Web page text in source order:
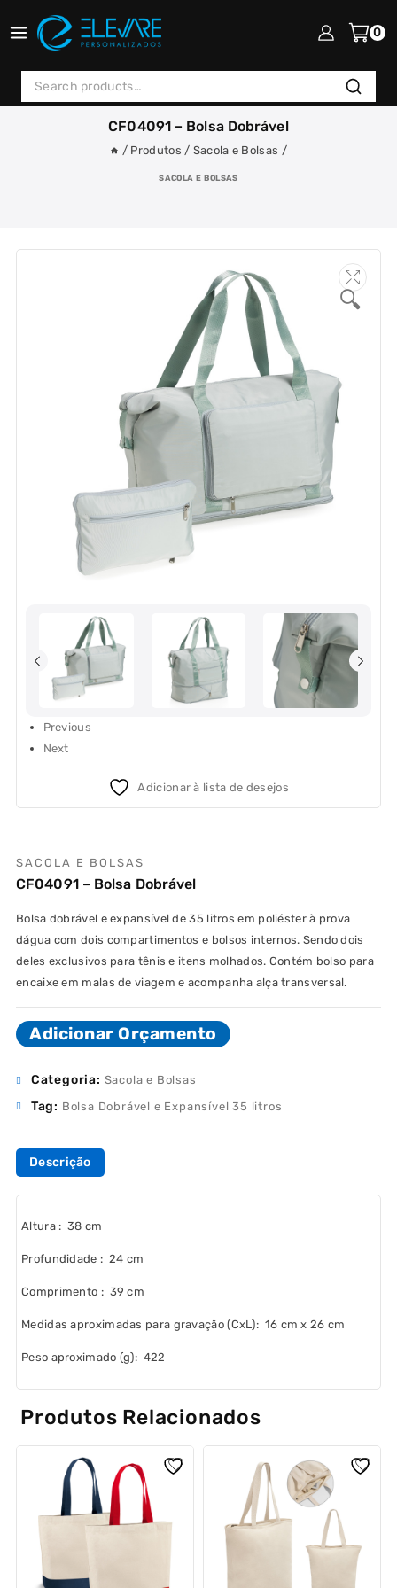
to
0
Search
for:
Search
CF04091 – Bolsa Dobrável
/ Produtos / Sacola e Bolsas /
SACOLA E BOLSAS
🔍
Previous
Next
Adicionar à lista de desejos
SACOLA E BOLSAS
CF04091 – Bolsa Dobrável
Bolsa dobrável e expansível de 35 litros em poliéster à prova
dágua com dois compartimentos e bolsos internos. Sendo dois
deles exclusivos para tênis e itens molhados. Contém bolso para
encaixe em malas de viagem e acompanha alça transversal.
Adicionar Orçamento
Categoria: Sacola e Bolsas
Tag: Bolsa Dobrável e Expansível 35 litros
Descrição
Altura: 38 cm
Profundidade : 24 cm
Comprimento : 39 cm
Medidas aproximadas para gravação(CxL): 16 cm x 26 cm
Peso aproximado (g): 422
Produtos Relacionados